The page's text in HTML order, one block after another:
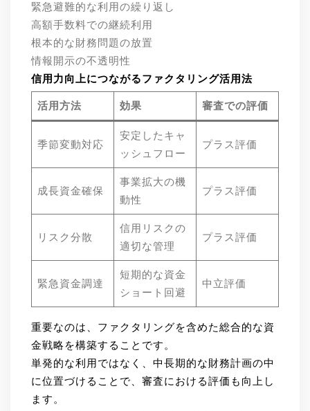
緊急避難的な利用の繰り返し
高額手数料での継続利用
根本的な財務問題の放置
情報開示の不透明性
信用力向上につながるファクタリング活用法
活用方法 効果 審査での評価
季節変動対応
安定したキャ
ッシュフロー
プラス評価
成長資金確保
事業拡大の機
動性
プラス評価
リスク分散
信用リスクの
適切な管理
プラス評価
緊急資金調達
短期的な資金
ショート回避
中立評価
重要なのは、ファクタリングを含めた総合的な資
金戦略を構築することです。
単発的な利用ではなく、中長期的な財務計画の中
に位置づけることで、審査における評価も向上し
ます。